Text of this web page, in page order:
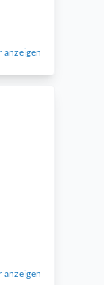
anzeigen
anzeigen